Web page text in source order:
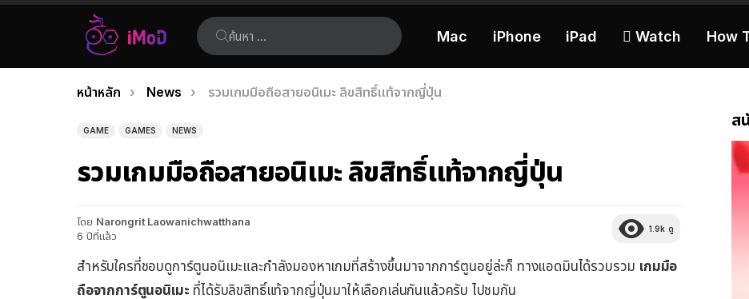
ค้นหา:
Mac iPhone iPad  Watch How
เรื่อง
ล่าสุด
คุณอยู่ที่นี่:
หน้าหลัก News รวมเกมมือถือสายอนิเมะ ลิขสิทธิ์แท้จากญี่ปุ่น
GAME GAMES NEWS
รวมเกมมือถือสายอนิเมะ ลิขสิทธิ์แท้จากญี่ปุ่น
โดย Narongrit Laowanichwatthana
6 ปีที่แล้ว
1.9k ดู
สำหรับใครที่ชอบดูการ์ตูนอนิเมะและกำลังมองหาเกมที่สร้างขึ้นมาจากการ์ตูนอยู่ล่ะก็ ทางแอดมินได้รวบรวม เกมมือ
ถือจากการ์ตูนอนิเมะ ที่ได้รับลิขสิทธิ์แท้จากญี่ปุ่นมาให้เลือกเล่นกันแล้วครับ ไปชมกัน
ส